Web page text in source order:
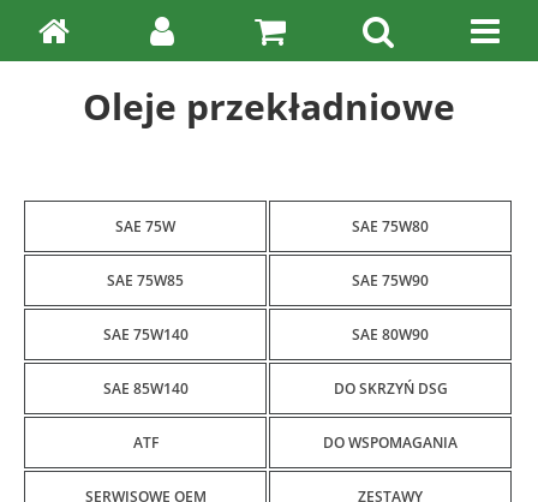
Oleje przekładniowe
SAE 75W SAE 75W80
SAE 75W85 SAE 75W90
SAE 75W140 SAE 80W90
SAE 85W140 DO SKRZYŃ DSG
ATF DO WSPOMAGANIA
SERWISOWE OEM ZESTAWY